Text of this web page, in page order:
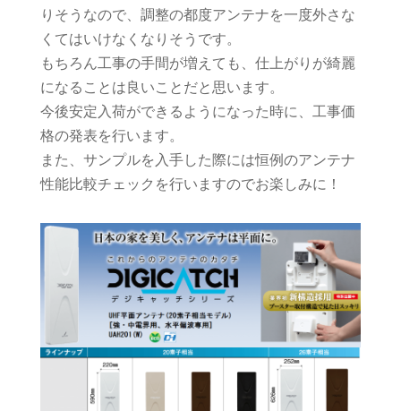
りそうなので、調整の都度アンテナを一度外さな
くてはいけなくなりそうです。
もちろん工事の手間が増えても、仕上がりが綺麗
になることは良いことだと思います。
今後安定入荷ができるようになった時に、工事価
格の発表を行います。
また、サンプルを入手した際には恒例のアンテナ
性能比較チェックを行いますのでお楽しみに！